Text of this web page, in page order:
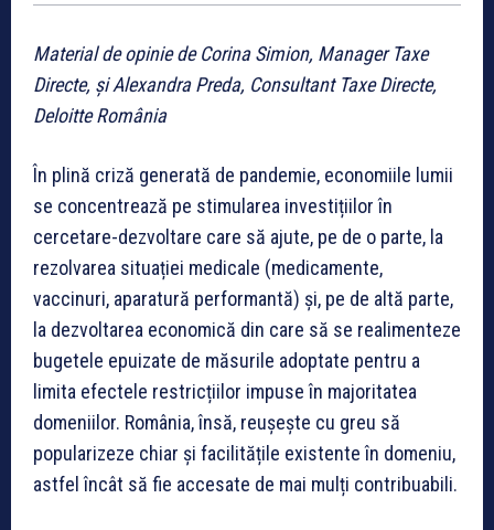
Material de opinie de Corina Simion, Manager Taxe
Directe, și Alexandra Preda, Consultant Taxe Directe,
Deloitte România
În plină criză generată de pandemie, economiile lumii
se concentrează pe stimularea investițiilor în
cercetare-dezvoltare care să ajute, pe de o parte, la
rezolvarea situației medicale (medicamente,
vaccinuri, aparatură performantă) și, pe de altă parte,
la dezvoltarea economică din care să se realimenteze
bugetele epuizate de măsurile adoptate pentru a
limita efectele restricțiilor impuse în majoritatea
domeniilor. România, însă, reușește cu greu să
popularizeze chiar și facilitățile existente în domeniu,
astfel încât să fie accesate de mai mulți contribuabili.